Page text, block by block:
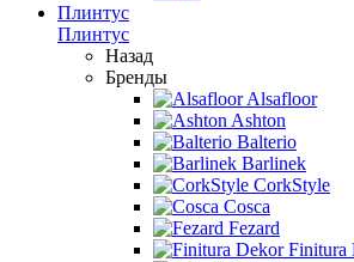
Плинтус
Плинтус
Назад
Бренды
Alsafloor
Ashton
Balterio
Barlinek
CorkStyle
Cosca
Fezard
Finitura